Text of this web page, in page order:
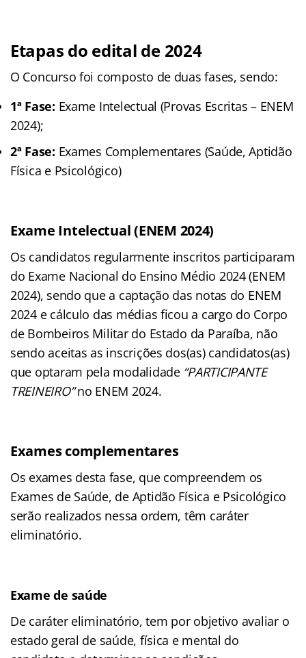
Etapas do edital de 2024
O Concurso foi composto de duas fases, sendo:
1ª Fase: Exame Intelectual (Provas Escritas – ENEM
2024);
2ª Fase: Exames Complementares (Saúde, Aptidão
Física e Psicológico)
Exame Intelectual (ENEM 2024)
Os candidatos regularmente inscritos participaram
do Exame Nacional do Ensino Médio 2024 (ENEM
2024), sendo que a captação das notas do ENEM
2024 e cálculo das médias ficou a cargo do Corpo
de Bombeiros Militar do Estado da Paraíba, não
sendo aceitas as inscrições dos(as) candidatos(as)
que optaram pela modalidade “PARTICIPANTE
TREINEIRO”no ENEM 2024.
Exames complementares
Os exames desta fase, que compreendem os
Exames de Saúde, de Aptidão Física e Psicológico
serão realizados nessa ordem, têm caráter
eliminatório.
Exame de saúde
De caráter eliminatório, tem por objetivo avaliar o
estado geral de saúde, física e mental do